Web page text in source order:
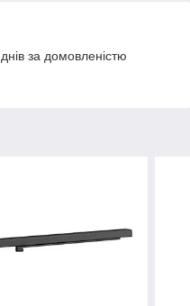
за домовленістю